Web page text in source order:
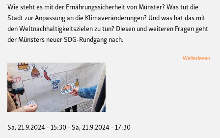
Wie steht es mit der Ernährungssicherheit von Münster? Was tut die
Stadt zur Anpassung an die Klimaveränderungen? Und was hat das mit
den Weltnachhaltigkeitszielen zu tun? Diesen und weiteren Fragen geht
der Münsters neuer SDG-Rundgang nach.
Weiterlesen
Sa, 21.9.2024 - 15:30-Sa, 21.9.2024 - 17:30